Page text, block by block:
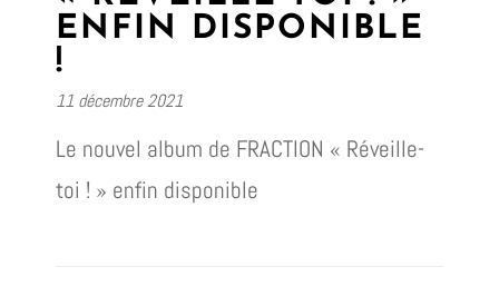
ENFIN DISPONIBLE
!
11 décembre 2021
Le nouvel album de FRACTION « Réveille-
toi ! » enfin disponible